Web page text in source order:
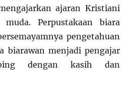
ajaran Kristiani
muda. Perpustakaan biara
pengetahuan
biarawan menjadi pengajar
dengan kasih dan